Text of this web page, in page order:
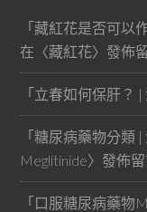
「藏紅花是否可以
在〈藏紅花〉發佈
「立春如何保肝？ |
「糖尿病藥物分類 |
Meglitinide〉發佈
「口服糖尿病藥物